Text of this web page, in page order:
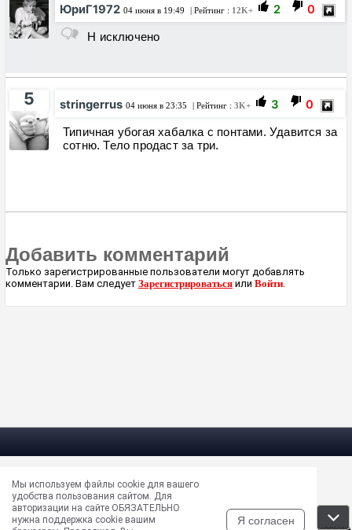
ЮриГ1972 04 июня в 19:49 | Рейтинг : 12K+ 2 0
Н исключено
5 stringerrus 04 июня в 23:35 | Рейтинг : 3K+ 3 0
Типичная убогая хабалка с понтами. Удавится за
сотню. Тело продаст за три.
Добавить комментарий
Только зарегистрированные пользователи могут добавлять
комментарии. Вам следует Зарегистрироваться или Войти.
Электрическая почта —masun@unews.pro
Сообщить об ошибке —support@unews.pro
rss - Читать новости в RSS
Мы используем файлы cookie для вашего
удобства пользования сайтом. Для
авторизации на сайте ОБЯЗАТЕЛЬНО
нужна поддержка cookie вашим
Я согласен